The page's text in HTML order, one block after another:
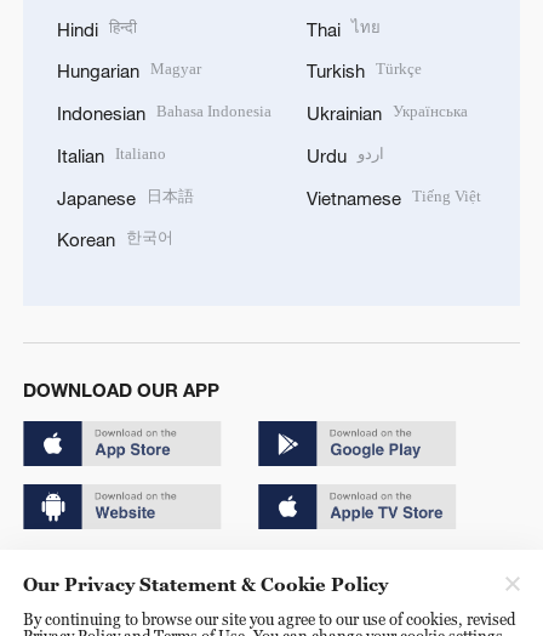
Hindi हिन्दी
Hungarian Magyar
Indonesian Bahasa Indonesia
Italian Italiano
Japanese 日本語
Korean 한국어
Thai ไทย
Turkish Türkçe
Ukrainian Українська
Urdu اردو
Vietnamese Tiếng Việt
DOWNLOAD OUR APP
京ICP备20000184号
Our Privacy Statement & Cookie Policy
By continuing to browse our site you agree to our use of cookies, revised